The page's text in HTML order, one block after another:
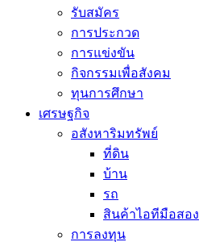
รับสมัคร
การประกวด
การแข่งขัน
กิจกรรมเพื่อสังคม
ทุนการศึกษา
เศรษฐกิจ
อสังหาริมทรัพย์
ที่ดิน
บ้าน
รถ
สินค้าไอทีมือสอง
การลงทุน